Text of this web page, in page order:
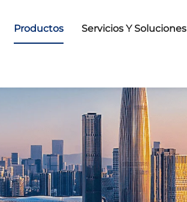
Productos Servicios Y Soluciones